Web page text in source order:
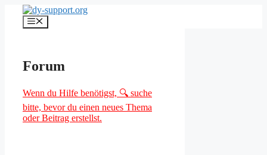
Inhalt
springen
Menü
Forum
Wenn du Hilfe benötigst, 🔍 suche
bitte, bevor du einen neues Thema
oder Beitrag erstellst.